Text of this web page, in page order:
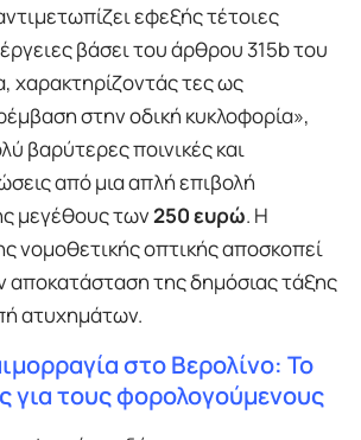
εφεξής τέτοιες
βάσει του άρθρου 315b του
χαρακτηρίζοντάς τες ως
στην οδική κυκλοφορία»,
βαρύτερες ποινικές και
από μια απλή επιβολή
μεγέθους των250 ευρώ. Η
νομοθετικής οπτικής αποσκοπεί
αποκατάσταση της δημόσιας τάξης
ατυχημάτων.
στο Βερολίνο: Το
για τους φορολογούμενους